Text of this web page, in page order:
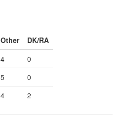
Other
DK/RA
4
0
5
0
4 2